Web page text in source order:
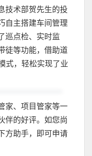
技术部贺先生的投
自主搭建车间管理
巡点检、实时监
徒等功能，借助道
式，轻松实现了业
家、项目管家等一
伴的好评。如您尚
方助手，即可申请